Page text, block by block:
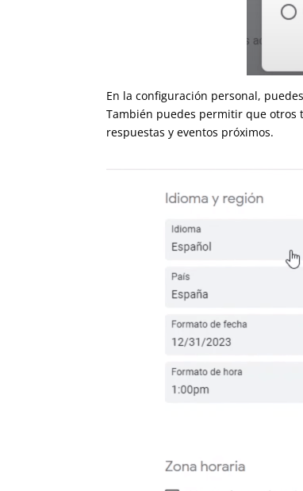
necesidades. También puedes
al tanto de las respuestas y eventos